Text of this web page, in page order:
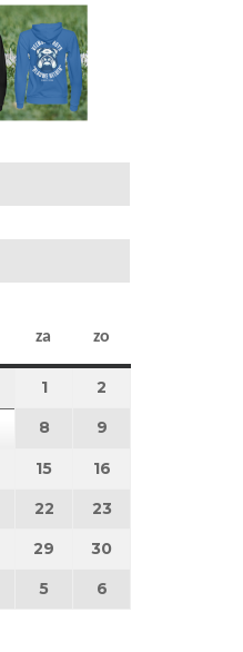
vrijdag
za zaterdag
zo
31 juli 2026
11 augustus 2026
2
2026
7 augustus 2026
8 8 augustus 2026
9
2026
14 augustus 2026
15 15 augustus 2026
16
2026
21 augustus 2026
22 22 augustus 2026
23
2026
28 augustus 2026
29 29 augustus 2026
30
2026
4 september 2026
5 5 september 2026
6